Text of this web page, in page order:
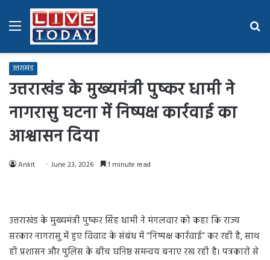
Menu
उत्तराखंड
उत्तराखंड के मुख्यमंत्री पुष्कर धामी ने
नागरासु घटना में निष्पक्ष कार्रवाई का
आश्वासन दिया
Ankit June 23, 2026 1 minute read
उत्तराखंड के मुख्यमंत्री पुष्कर सिंह धामी ने मंगलवार को कहा कि राज्य
सरकार नागरासु में हुए विवाद के संबंध में “निष्पक्ष कार्रवाई” कर रही है, साथ
ही प्रशासन और पुलिस के बीच घनिष्ठ समन्वय बनाए रख रही है। पत्रकारों से